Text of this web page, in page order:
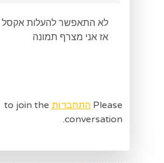
לא התאפשר להעלות אקסל
אז אני מצרף תמונה
Please התחברות to join the
conversation.